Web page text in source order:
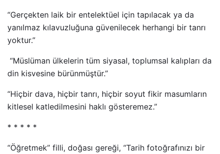
“Gerçekten laik bir entelektüel için tapılacak ya da
yanılmaz kılavuzluğuna güvenilecek herhangi bir tanrı
yoktur.”
“Müslüman ülkelerin tüm siyasal, toplumsal kalıpları da
din kisvesine bürünmüştür.”
“Hiçbir dava, hiçbir tanrı, hiçbir soyut fikir masumların
kitlesel katledilmesini haklı gösteremez.”
* * * * *
“Öğretmek” filli, doğası gereği, “Tarih fotoğrafınızı bir